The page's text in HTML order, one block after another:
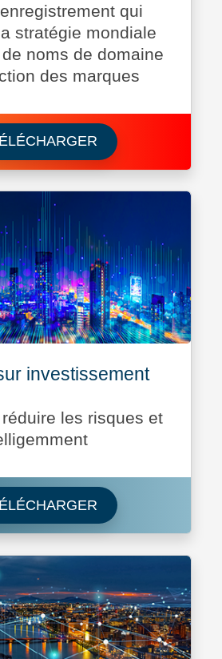
qui
stratégie mondiale
noms de domaine
des marques
Download
investissement
les risques et
Télécharger Le